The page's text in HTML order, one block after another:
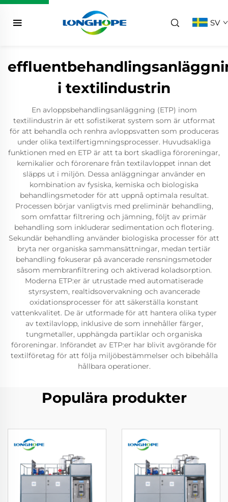
SV
i textilindustrin
En avloppsbehandlingsanläggning (ETP) inom
textilindustrin är ett sofistikerat system som är utformat
för att behandla och renhra avloppsvatten som produceras
under olika textilfertigmningsprocesser. Huvudsakliga
funktionen med en ETP är att ta bort skadliga föroreningar,
kemikalier och förorenare från textilavloppet innan det
släpps ut i miljön. Dessa anläggningar använder en
kombination av fysiska, kemiska och biologiska
behandlingsmetoder för att uppnå optimala resultat.
Processen börjar vanligtvis med preliminär behandling,
som omfattar filtrering och jämning, följt av primär
behandling som inkluderar sedimentation och flotering.
Sekundär behandling använder biologiska processer för att
bryta ner organiska sammansättningar, medan tertiär
behandling fokuserar på avancerade rensningsmetoder
såsom membranfiltrering och aktiverad koladsorption.
Moderna ETP:er är utrustade med automatiserade
styrsystem, realtidsovervakning och avancerade
oxidationsprocesser för att säkerställa konstant
vattenkvalitet. De är utformade för att hantera olika typer
av textilavlopp, inklusive de som innehåller färger,
tungmetaller, upphängda partiklar och organiska
föroreningar. Införandet av ETP:er har blivit avgörande för
textilföretag för att följa miljöbestämmelser och bibehålla
hållbara operationer.
Populära produkter